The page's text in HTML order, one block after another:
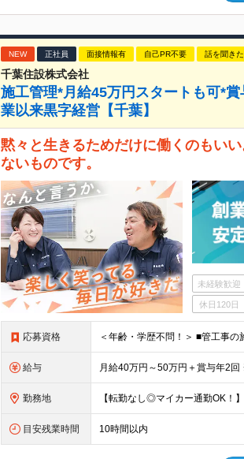
NEW 正社員 面接情報有 自己PR不要 話を聞き
千葉住設株式会社
施工管理*月給45万円スタートも可*
業以来黒字経営【千葉】
黙々と生きるためだけに働くのもい
ないものです。
未経験歓迎
休日120日
応募資格
給与
勤務地
目安残業時間 10時間以内